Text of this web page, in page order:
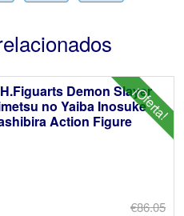
¡Oferta!
Demon Slayer
no Yaiba Inosuke
Action Figure
€86.05